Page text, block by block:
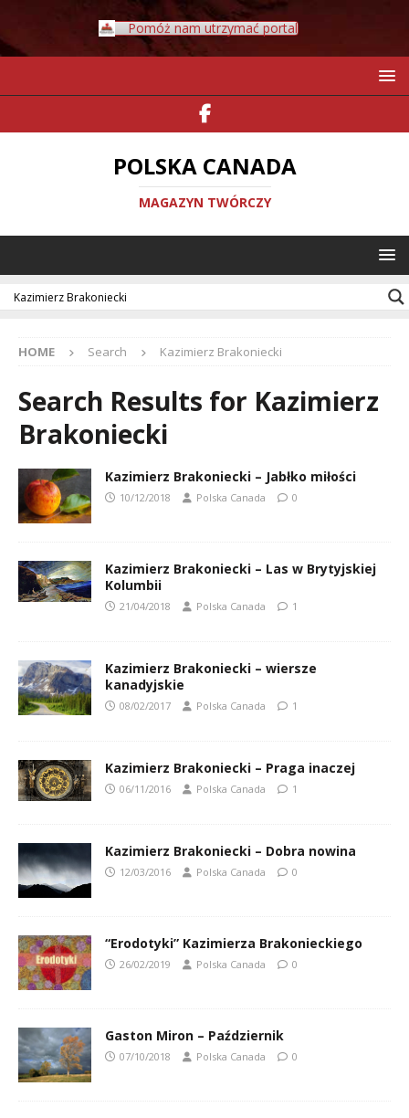
Pomóż nam utrzymać portal
POLSKA CANADA
MAGAZYN TWÓRCZY
HOME Search Kazimierz Brakoniecki
Search Results for Kazimierz
Brakoniecki
Kazimierz Brakoniecki – Jabłko miłości
10/12/2018 Polska Canada 0
Kazimierz Brakoniecki – Las w Brytyjskiej
Kolumbii
21/04/2018 Polska Canada 1
Kazimierz Brakoniecki – wiersze
kanadyjskie
08/02/2017 Polska Canada 1
Kazimierz Brakoniecki – Praga inaczej
06/11/2016 Polska Canada 1
Kazimierz Brakoniecki – Dobra nowina
12/03/2016 Polska Canada 0
“Erodotyki” Kazimierza Brakonieckiego
26/02/2019 Polska Canada 0
Gaston Miron – Październik
07/10/2018 Polska Canada 0